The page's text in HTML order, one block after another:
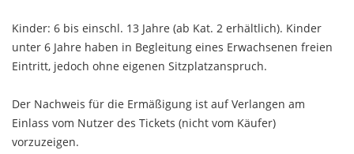
Kinder: 6 bis einschl. 13 Jahre (ab Kat. 2 erhältlich). Kinder
unter 6 Jahre haben in Begleitung eines Erwachsenen freien
Eintritt, jedoch ohne eigenen Sitzplatzanspruch.
Der Nachweis für die Ermäßigung ist auf Verlangen am
Einlass vom Nutzer des Tickets (nicht vom Käufer)
vorzuzeigen.